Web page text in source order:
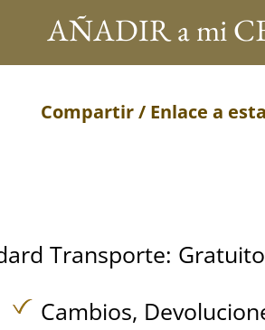
AÑADIR a mi
Compartir / Enlace a
Transporte:
Cambios,